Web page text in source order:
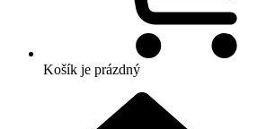
Košík je prázdný